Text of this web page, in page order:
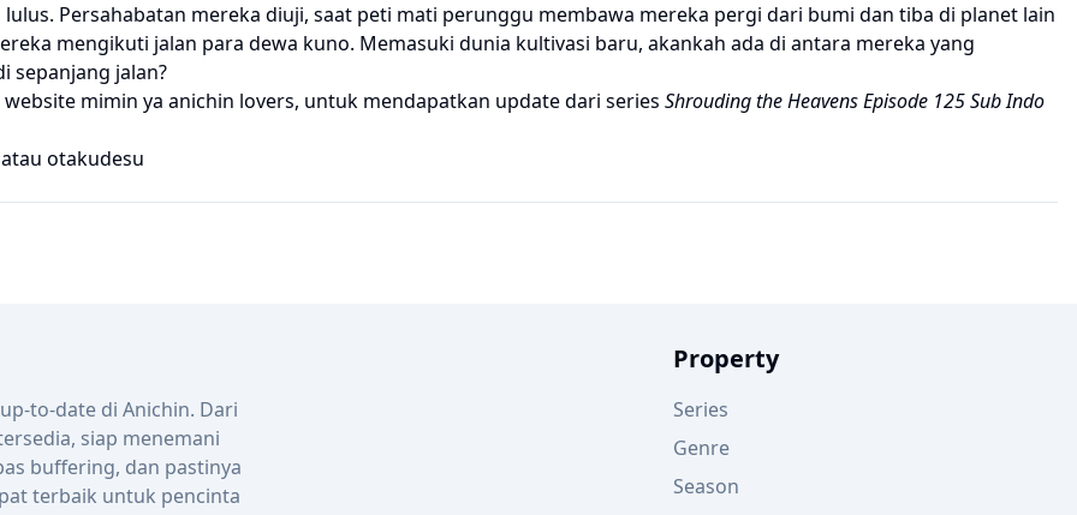
Persahabatan mereka diuji, saat peti mati perunggu membawa mereka pergi dari bumi dan tiba di planet lain
mengikuti jalan para dewa kuno. Memasuki dunia kultivasi baru, akankah ada di antara mereka yang
sepanjang jalan?
mimin ya anichin lovers, untuk mendapatkan update dari series Shrouding the Heavens Episode 125 Sub Indo
otakudesu
to-date di Anichin. Dari
siap menemani
buffering, dan pastinya
terbaik untuk pencinta
Property
Series
Genre
Season